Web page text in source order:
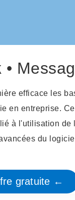
•
efficace les
en entreprise.
à l'utilisation de
du
gratuite ←